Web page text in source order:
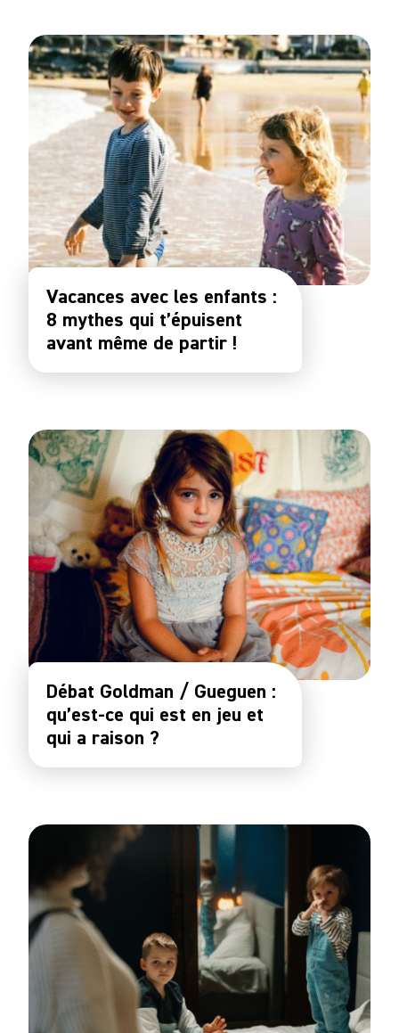
Vacances avec les enfants :
8 mythes qui t’épuisent
avant même de partir !
Débat Goldman / Gueguen :
qu’est-ce qui est en jeu et
qui a raison ?